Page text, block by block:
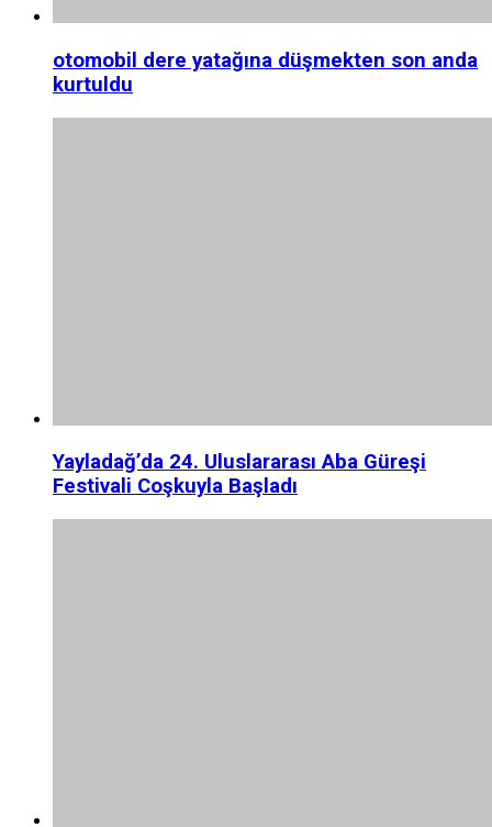
otomobil dere yatağına düşmekten son anda
kurtuldu
Yayladağ’da 24. Uluslararası Aba Güreşi
Festivali Coşkuyla Başladı